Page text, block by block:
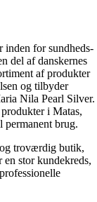
inden for sundheds-
del af danskernes
af produkter
og tilbyder
Nila Pearl Silver.
i Matas,
permanent brug.
troværdig butik,
stor kundekreds,